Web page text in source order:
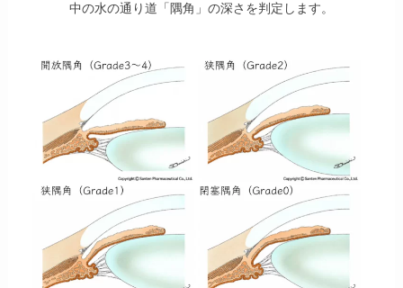
中の水の通り道「隅角」の深さを判定します。